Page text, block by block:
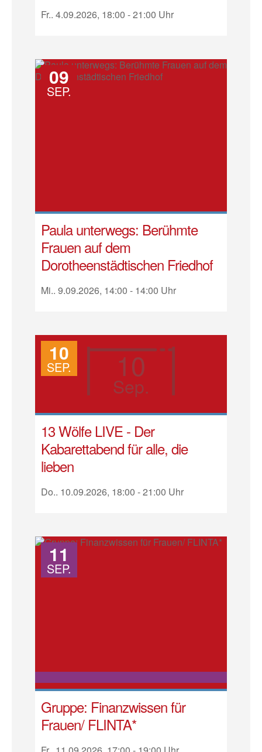
Fr.. 4.09.2026, 18:00 - 21:00 Uhr
09
SEP.
Paula unterwegs: Berühmte
Frauen auf dem
Dorotheenstädtischen Friedhof
Mi.. 9.09.2026, 14:00 - 14:00 Uhr
10
Sep.
10
SEP.
13 Wölfe LIVE - Der
Kabarettabend für alle, die
lieben
Do.. 10.09.2026, 18:00 - 21:00 Uhr
11
SEP.
Gruppe: Finanzwissen für
Frauen/ FLINTA*